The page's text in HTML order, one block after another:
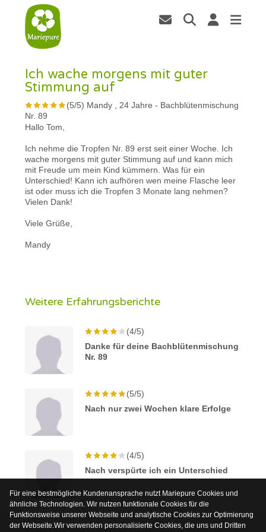
Ich wache morgens mit guter
Stimmung auf
(5/5) Mandy , 24 Jahre - Bachblütenmischung
Nr. 89
Hallo Tom,
Ich nehme die Tropfen Nr. 89 erst seit einer Woche. Ich
wache morgens mit guter Stimmung auf und kann mich
mit Freude um mein Kind kümmern. Was für ein
Unterschied! Kann ich aufhören wen meine Flasche leer
ist oder muss ich die Tropfen 3 Monate lang nehmen?
Vielen Dank!
Viele Grüße,
Mandy
Weitere Erfahrungsberichte
(4/5)
Danke für deine Bachblütenmischung
Nr. 89
(5/5)
Nach nur zwei Wochen klare Erfolge
(4/5)
Nach verspürte ich ein Unterschied
Für eine bestmögliche Kundenansprache nutzt Mariepure Cookies und
ähnliche Technologien. Wir nutzen funktionale Cookies für die
Funktionsweise unserer Webseite und analytische Cookies zur Optimierung
der Webseite.Wir verwenden personalisierte Cookies, die uns und Dritten